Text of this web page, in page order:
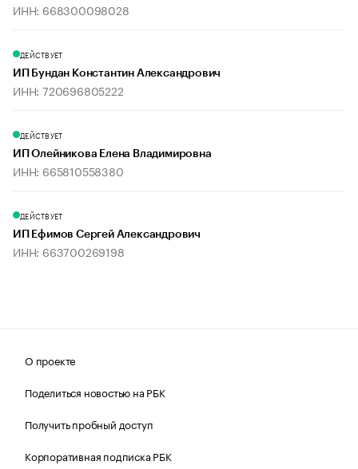
ИНН: 668300098028
ДЕЙСТВУЕТ
ИП Бундан Константин Александрович
ИНН: 720696805222
ДЕЙСТВУЕТ
ИП Олейникова Елена Владимировна
ИНН: 665810558380
ДЕЙСТВУЕТ
ИП Ефимов Сергей Александрович
ИНН: 663700269198
О проекте
Поделиться новостью на РБК
Получить пробный доступ
Корпоративная подписка РБК